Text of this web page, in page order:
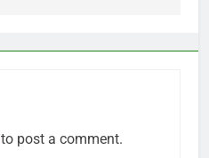
to post a comment.